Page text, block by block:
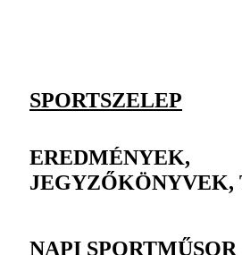
SPORTSZELEP
EREDMÉNYEK,
NAPI SPORTMŰSOR